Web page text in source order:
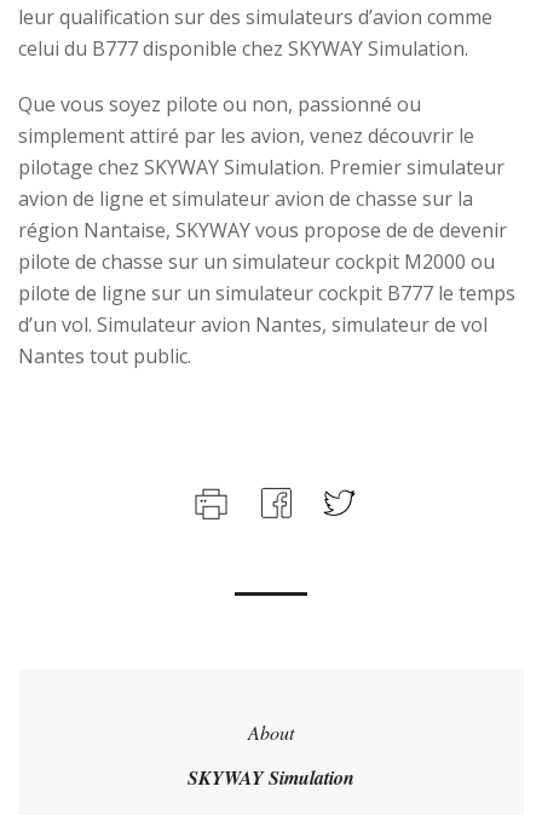
leur qualification sur des simulateurs d’avion comme
celui du B777 disponible chez SKYWAY Simulation.
Que vous soyez pilote ou non, passionné ou
simplement attiré par les avion, venez découvrir le
pilotage chez SKYWAY Simulation. Premier simulateur
avion de ligne et simulateur avion de chasse sur la
région Nantaise, SKYWAY vous propose de de devenir
pilote de chasse sur un simulateur cockpit M2000 ou
pilote de ligne sur un simulateur cockpit B777 le temps
d’un vol. Simulateur avion Nantes, simulateur de vol
Nantes tout public.
About
SKYWAY Simulation